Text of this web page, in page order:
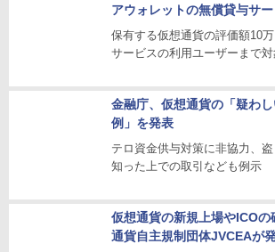
アウォレットの無償貸与サ
保有する仮想通貨の評価額10
サービスの利用ユーザーまで
金融庁、仮想通貨の「疑わ
例」を発表
テロ資金供与対策に非協力、
知った上での取引なども例示
仮想通貨の新規上場やICOの
通貨自主規制団体JVCEAが